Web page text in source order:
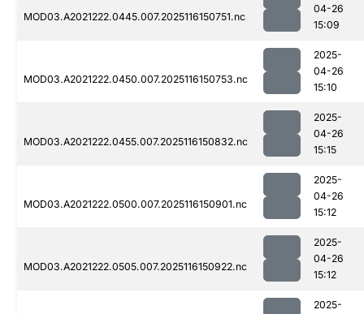
MOD03.A2021222.0445.007.2025116150751.nc
04-26
15:09
MOD03.A2021222.0450.007.2025116150753.nc
2025-
04-26
15:10
MOD03.A2021222.0455.007.2025116150832.nc
2025-
04-26
15:15
MOD03.A2021222.0500.007.2025116150901.nc
2025-
04-26
15:12
MOD03.A2021222.0505.007.2025116150922.nc
2025-
04-26
15:12
2025-